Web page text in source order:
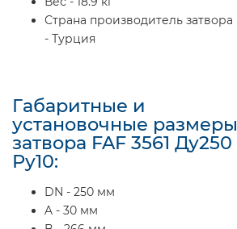
Страна производитель затвора
- Турция
Габаритные и
установочные размеры
затвора FAF 3561 Ду250
Ру10:
DN - 250 мм
A - 30 мм